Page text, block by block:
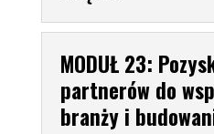
MODUŁ 23:
partnerów do
branży i